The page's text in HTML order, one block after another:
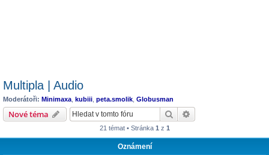
Multipla | Audio
Moderátoři: Minimaxa kubiii peta.smolik Globusman
Nové téma Hledat
21 témat • Stránka 1 z 1
Oznámení